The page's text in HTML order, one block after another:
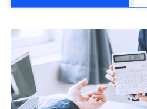
■少額短期保険
株式会社アシロ少額短期保険
SBIいきいき少額短期保険会
sedai.com/)
SBIペット少額短期保険株式